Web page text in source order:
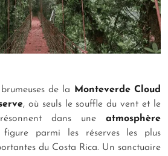
de la
Monteverde Cloud
, où seuls le souffle du vent et le
dans une atmosphère
parmi les réserves les plus
du Costa Rica. Un sanctuaire